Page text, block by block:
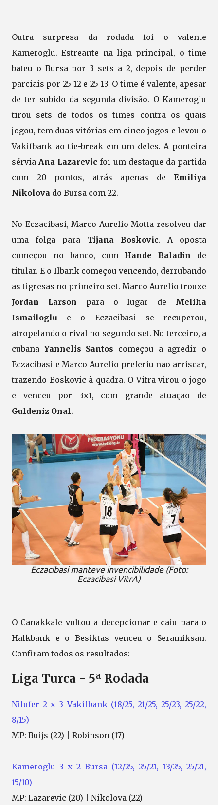
Outra surpresa da rodada foi o valente
Kameroglu. Estreante na liga principal, o time
bateu o Bursa por 3 sets a 2, depois de perder
parciais por 25-12 e 25-13. O time é valente, apesar
de ter subido da segunda divisão. O Kameroglu
tirou sets de todos os times contra os quais
jogou, tem duas vitórias em cinco jogos e levou o
Vakifbank ao tie-break em um deles. A ponteira
sérviaAna Lazarevic foi um destaque da partida
com 20 pontos, atrás apenas de Emiliya
Nikolova do Bursa com 22.
No Eczacibasi, Marco Aurelio Motta resolveu dar
uma folga para Tijana Boskovic. A oposta
começou no banco, com Hande Baladin de
titular. E o Ilbank começou vencendo, derrubando
as tigresas no primeiro set. Marco Aurelio trouxe
Jordan Larson para o lugar de Meliha
Ismailoglu e o Eczacibasi se recuperou,
atropelando o rival no segundo set. No terceiro, a
cubana Yannelis Santos começou a agredir o
Eczacibasi e Marco Aurelio preferiu nao arriscar,
trazendo Boskovic à quadra. O Vitra virou o jogo
e venceu por 3x1, com grande atuação de
Guldeniz Onal.
Eczacibasi manteve invencibilidade (Foto:
Eczacibasi VitrA)
O Canakkale voltou a decepcionar e caiu para o
Halkbank e o Besiktas venceu o Seramiksan.
Confiram todos os resultados:
Liga Turca - 5ª Rodada
Nilufer 2 x 3 Vakifbank (18/25, 21/25, 25/23, 25/22,
8/15)
MP: Buijs (22) | Robinson (17)
Kameroglu 3 x 2 Bursa (12/25, 25/21, 13/25, 25/21,
15/10)
MP: Lazarevic (20) | Nikolova (22)